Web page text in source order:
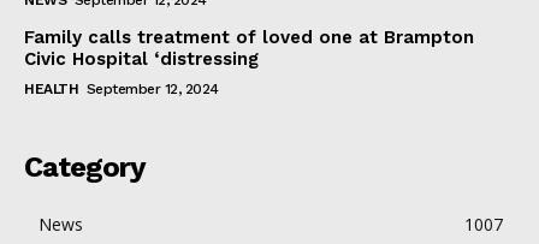
Family calls treatment of loved one at Brampton
Civic Hospital ‘distressing
HEALTH September 12, 2024
Category
News
1007